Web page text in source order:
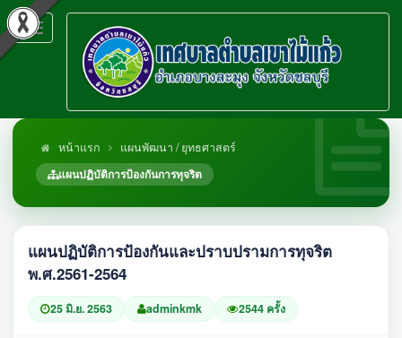
Toggle
navigation
หน้าแรก
แผนพัฒนา / ยุทธศาสตร์
แผนปฏิบัติการป้องกันการทุจริต
แผนปฏิบัติการป้องกันและปราบปรามการทุจริต
พ.ศ.2561-2564
25 มิ.ย. 2563 adminkmk 2544 ครั้ง